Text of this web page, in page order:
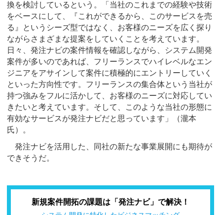
換を検討しているという。「当社のこれまでの経験や技術
をベースにして、『これができるから、このサービスを売
る』というシーズ型ではなく、お客様のニーズを広く探り
ながらさまざまな提案をしていくことを考えています。
日々、発注ナビの案件情報を確認しながら、システム開発
案件が多いのであれば、フリーランスでハイレベルなエン
ジニアをアサインして案件に積極的にエントリーしていく
といった方向性です。フリーランスの集合体という当社が
持つ強みをフルに活かして、お客様のニーズに対応してい
きたいと考えています。そして、このような当社の形態に
有効なサービスが発注ナビだと思っています」（瀧本
氏）。
発注ナビを活用した、同社の新たな事業展開にも期待が
できそうだ。
新規案件開拓の課題は「発注ナビ」で解決！